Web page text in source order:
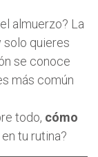
almuerzo? La
solo quieres
se conoce
más común
todo, cómo
en tu rutina?